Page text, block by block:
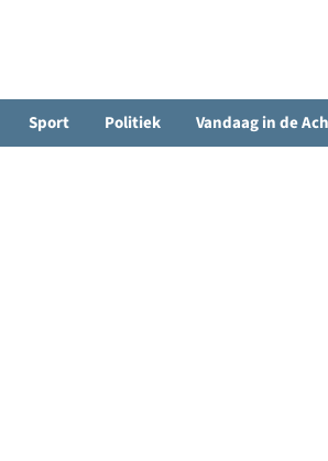
Sport Politiek Vandaag in de